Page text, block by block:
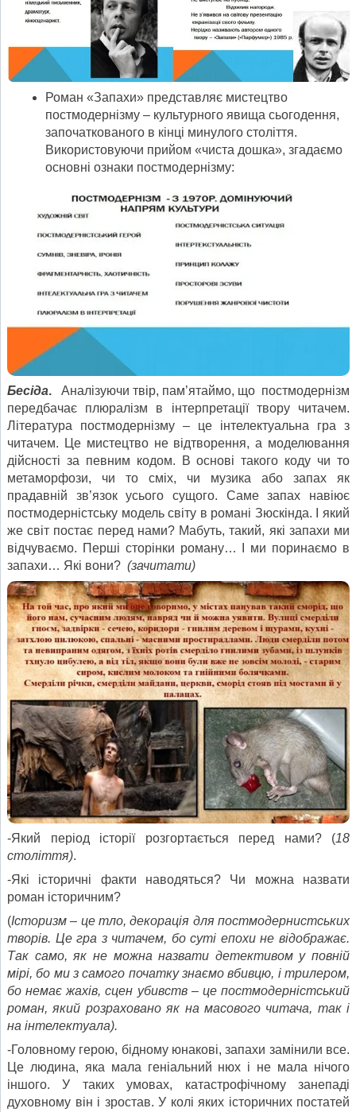
Роман «Запахи» представляє мистецтво
постмодернізму – культурного явища сьогодення,
започаткованого в кінці минулого століття.
Використовуючи прийом «чиста дошка», згадаємо
основні ознаки постмодернізму:
Бесіда. Аналізуючи твір, пам’ятаймо, що постмодернізм
передбачає плюралізм в інтерпретації твору читачем.
Література постмодернізму – це інтелектуальна гра з
читачем. Це мистецтво не відтворення, а моделювання
дійсності за певним кодом. В основі такого коду чи то
метаморфози, чи то сміх, чи музика або запах як
прадавній зв’язок усього сущого. Саме запах навіює
постмодерністську модель світу в романі Зюскінда. І який
же світ постає перед нами? Мабуть, такий, які запахи ми
відчуваємо. Перші сторінки роману… І ми поринаємо в
запахи… Які вони? (зачитати)
-Який період історії розгортається перед нами? (18
століття).
-Які історичні факти наводяться? Чи можна назвати
роман історичним?
(Історизм – це тло, декорація для постмодернистських
творів. Це гра з читачем, бо суті епохи не відображає.
Так само, як не можна назвати детективом у повній
мірі, бо ми з самого початку знаємо вбивцю, і трилером,
бо немає жахів, сцен убивств – це постмодерністський
роман, який розраховано як на масового читача, так і
на інтелектуала).
-Головному герою, бідному юнакові, запахи замінили все.
Це людина, яка мала геніальний нюх і не мала нічого
іншого. У таких умовах, катастрофічному занепаді
духовному він і зростав. У колі яких історичних постатей